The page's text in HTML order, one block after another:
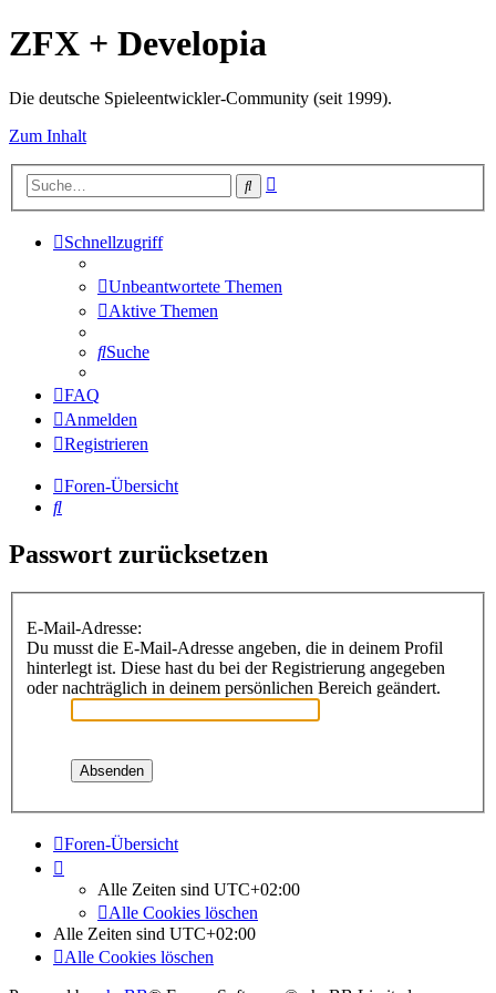
ZFX + Developia
Die deutsche Spieleentwickler-Community (seit 1999).
Zum Inhalt
Suche
Schnellzugriff
Unbeantwortete Themen
Aktive Themen
Suche
FAQ
Anmelden
Registrieren
Foren-Übersicht
Suche
Passwort zurücksetzen
E-Mail-Adresse:
Du musst die E-Mail-Adresse angeben, die in deinem Profil
hinterlegt ist. Diese hast du bei der Registrierung angegeben
oder nachträglich in deinem persönlichen Bereich geändert.
Foren-Übersicht
Alle Zeiten sind UTC+02:00
Alle Cookies löschen
Alle Zeiten sind UTC+02:00
Alle Cookies löschen